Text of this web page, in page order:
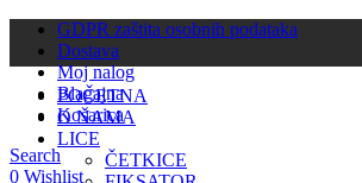
GDPR zaštita osobnih podataka
Dostava
Moj nalog
Blagajna
Košarica
Search
0 Wishlist
POČETNA
O NAMA
LICE
ČETKICE